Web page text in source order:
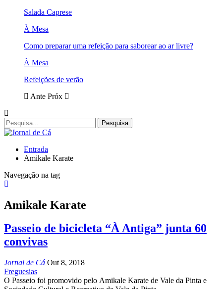
Salada Caprese
À Mesa
Como preparar uma refeição para saborear ao ar livre?
À Mesa
Refeições de verão
Ante Próx
Entrada
Amikale Karate
Navegação na tag
Amikale Karate
Passeio de bicicleta “À Antiga” junta 60
convivas
Jornal de Cá Out 8, 2018
Freguesias
O Passeio foi promovido pelo Amikale Karate de Vale da Pinta e